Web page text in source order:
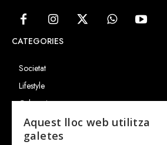
CATEGORIES
Societat
Lifestyle
Cultura i art
Entrevistes
Gastronomia
Aquest lloc web utilitza
galetes